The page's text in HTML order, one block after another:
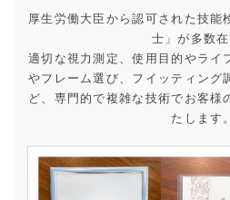
厚生労働大臣から認可された技能
士」が多数在
適切な視力測定、使用目的やライ
やフレーム選び、フイッティング
ど、専門的で複雑な技術でお客様
たします。